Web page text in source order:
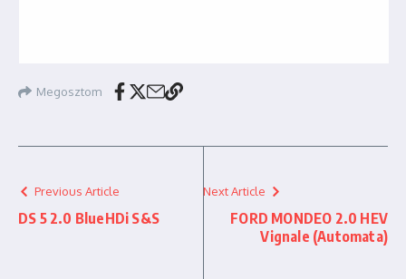
Megosztom
Previous Article
DS 5 2.0 BlueHDi S&S
Next Article
FORD MONDEO 2.0 HEV
Vignale (Automata)